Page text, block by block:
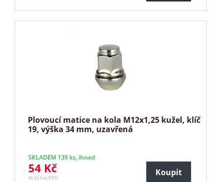
Plovoucí matice na kola M12x1,25 kužel, klíč
19, výška 34 mm, uzavřená
SKLADEM 139 ks, ihned
54 Kč
45 Kč bez DPH
Koupit